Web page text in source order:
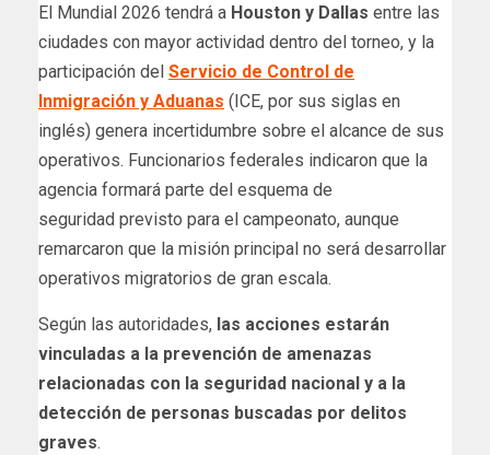
El Mundial 2026 tendrá a Houston y Dallas entre las
ciudades con mayor actividad dentro del torneo, y la
participación del Servicio de Control de
Inmigración y Aduanas (ICE, por sus siglas en
inglés) genera incertidumbre sobre el alcance de sus
operativos. Funcionarios federales indicaron que la
agencia formará parte del esquema de
seguridad previsto para el campeonato, aunque
remarcaron que la misión principal no será desarrollar
operativos migratorios de gran escala.
Según las autoridades, las acciones estarán
vinculadas a la prevención de amenazas
relacionadas con la seguridad nacional y a la
detección de personas buscadas por delitos
graves.